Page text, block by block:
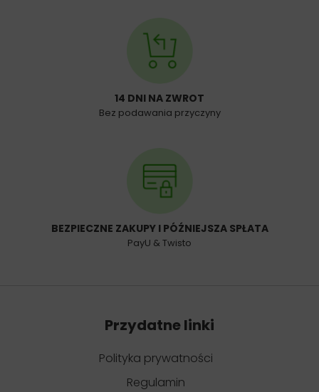
14 DNI NA ZWROT
Bez podawania przyczyny
BEZPIECZNE ZAKUPY I PÓŹNIEJSZA SPŁATA
PayU & Twisto
Przydatne linki
Polityka prywatności
Regulamin